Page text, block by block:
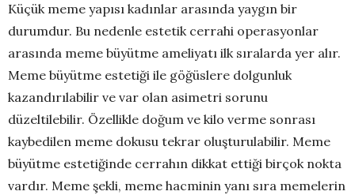
Küçük meme yapısı kadınlar arasında yaygın bir
durumdur. Bu nedenle estetik cerrahi operasyonlar
arasında meme büyütme ameliyatı ilk sıralarda yer alır.
Meme büyütme estetiği ile göğüslere dolgunluk
kazandırılabilir ve var olan asimetri sorunu
düzeltilebilir. Özellikle doğum ve kilo verme sonrası
kaybedilen meme dokusu tekrar oluşturulabilir. Meme
büyütme estetiğinde cerrahın dikkat ettiği birçok nokta
vardır. Meme şekli, meme hacminin yanı sıra memelerin